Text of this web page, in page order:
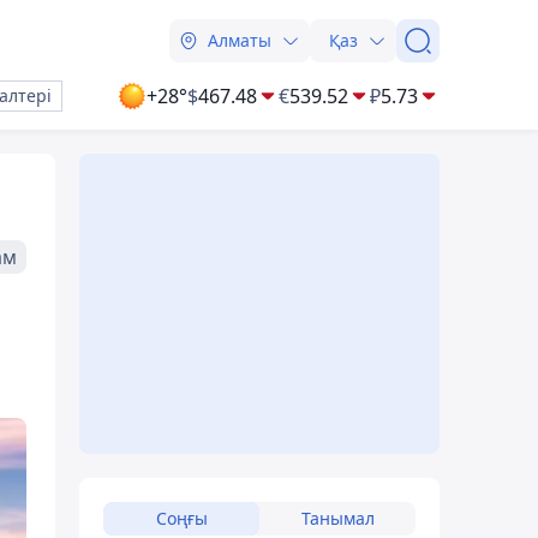
Алматы Қаз
+28°$467.48 €539.52 ₽5.73
Соңғы Танымал